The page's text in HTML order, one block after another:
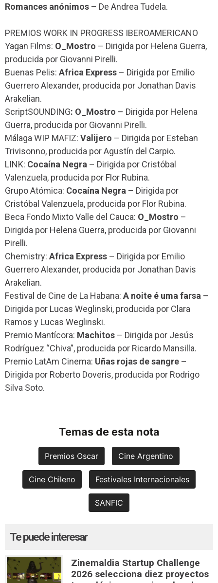
Romances anónimos – De Andrea Tudela.
PREMIOS WORK IN PROGRESS IBEROAMERICANO
Yagan Films: O_Mostro – Dirigida por Helena Guerra,
producida por Giovanni Pirelli.
Buenas Pelis: Africa Express – Dirigida por Emilio
Guerrero Alexander, producida por Jonathan Davis
Arakelian.
ScriptSOUNDING: O_Mostro – Dirigida por Helena
Guerra, producida por Giovanni Pirelli.
Málaga WIP MAFIZ: Valijero – Dirigida por Esteban
Trivisonno, producida por Agustín del Carpio.
LINK: Cocaína Negra – Dirigida por Cristóbal
Valenzuela, producida por Flor Rubina.
Grupo Atómica: Cocaína Negra – Dirigida por
Cristóbal Valenzuela, producida por Flor Rubina.
Beca Fondo Mixto Valle del Cauca: O_Mostro –
Dirigida por Helena Guerra, producida por Giovanni
Pirelli.
Chemistry: Africa Express – Dirigida por Emilio
Guerrero Alexander, producida por Jonathan Davis
Arakelian.
Festival de Cine de La Habana: A noite é uma farsa –
Dirigida por Lucas Weglinski, producida por Clara
Ramos y Lucas Weglinski.
Premio Mantícora: Machitos – Dirigida por Jesús
Rodríguez “Chiva”, producida por Ricardo Mansilla.
Premio LatAm Cinema: Uñas rojas de sangre –
Dirigida por Roberto Doveris, producida por Rodrigo
Silva Soto.
Temas de esta nota
Premios Oscar Cine Argentino
Cine Chileno Festivales Internacionales
SANFIC
Te puede interesar
Zinemaldia Startup Challenge
2026 selecciona diez proyectos